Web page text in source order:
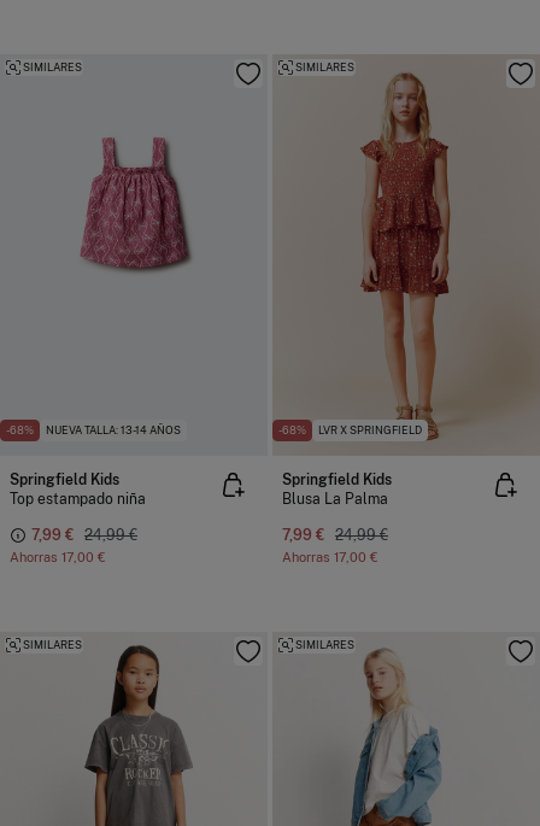
-68% NUEVA TALLA: 13-14 AÑOS
SIMILARES
Springfield Kids
Top estampado niña
7,99 € 24,99 €
Ahorras 17,00 €
-68% LVR X SPRINGFIELD
SIMILARES
Springfield Kids
Blusa La Palma
7,99 € 24,99 €
Ahorras 17,00 €
SIMILARES SIMILARES